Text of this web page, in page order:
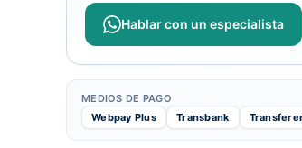
Hablar con un especialista
MEDIOS DE PAGO
Webpay Plus
Transbank